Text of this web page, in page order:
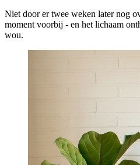
Niet door er twee weken later nog
moment voorbij - en het lichaam
wou.